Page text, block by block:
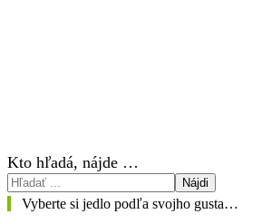
Kto hľadá, nájde …
Nájdi
Vyberte si jedlo podľa svojho gusta…